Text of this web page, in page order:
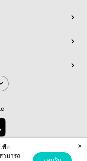
Company Limited
Terms of Serviceapply.
พื่อ
ามารถ
×